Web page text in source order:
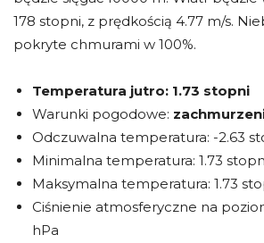
178 stopni, z prędkością 4.77 m/s.
pokryte chmurami w 100%.
Temperatura jutro: 1.73 stopni
Warunki pogodowe:
Odczuwalna temperatura: -2.63
Minimalna temperatura: 1.73
Maksymalna temperatura: 1.73
Ciśnienie atmosferyczne na
hPa